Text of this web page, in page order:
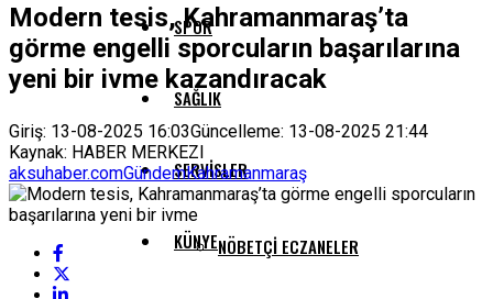
SPOR
SAĞLIK
SERVISLER
NÖBETÇI ECZANELER
KÜNYE
Modern tesis, Kahramanmaraş’ta
görme engelli sporcuların başarılarına
yeni bir ivme kazandıracak
Giriş: 13-08-2025 16:03Güncelleme: 13-08-2025 21:44
Kaynak: HABER MERKEZI
aksuhaber.comGündemKahramanmaraş